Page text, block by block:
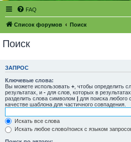
FAQ
Список форумов Поиск
Поиск
ЗАПРОС
Ключевые слова:
Вы можете использовать + , чтобы определить
результатах, и - для слов, которых в
разделить слова символом | для поиска любого
качестве шаблона для частичного совпадения.
Искать все слова
Искать любое слово/поиск с языком